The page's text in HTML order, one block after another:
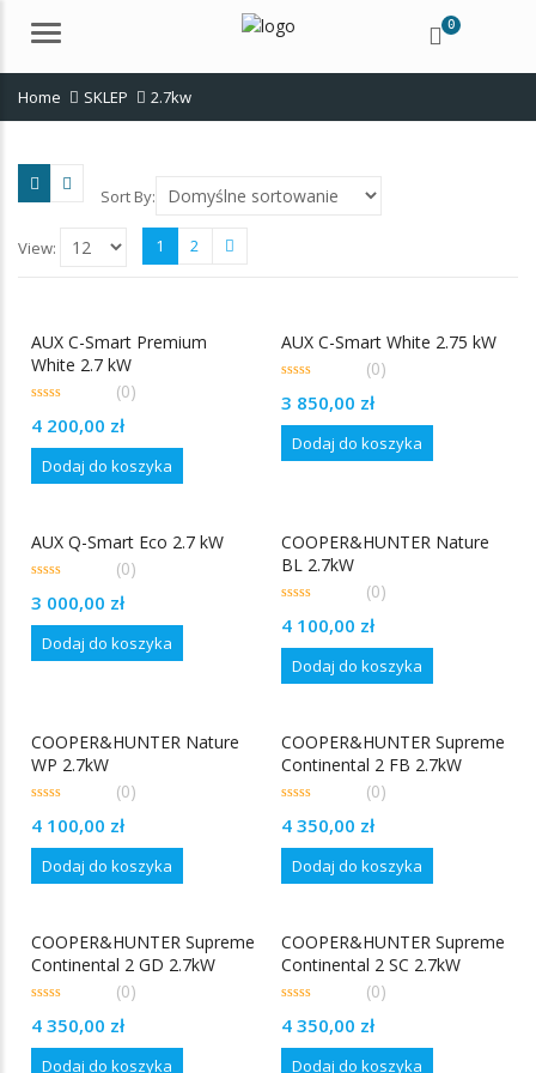
Menu 0
Home SKLEP 2.7kw
Sort By:
View: 1 2
AUX C-Smart Premium
White 2.7 kW
out
(0)
4 200,00 zł
Dodaj do koszyka
AUX C-Smart White 2.75 kW
out
(0)
3 850,00 zł
Dodaj do koszyka
AUX Q-Smart Eco 2.7 kW
out
(0)
3 000,00 zł
Dodaj do koszyka
COOPER&HUNTER Nature
BL 2.7kW
out
(0)
4 100,00 zł
Dodaj do koszyka
COOPER&HUNTER Nature
WP 2.7kW
out
(0)
4 100,00 zł
Dodaj do koszyka
COOPER&HUNTER Supreme
Continental 2 FB 2.7kW
out
(0)
4 350,00 zł
Dodaj do koszyka
COOPER&HUNTER Supreme
Continental 2 GD 2.7kW
out
(0)
4 350,00 zł
Dodaj do koszyka
COOPER&HUNTER Supreme
Continental 2 SC 2.7kW
out
(0)
4 350,00 zł
Dodaj do koszyka